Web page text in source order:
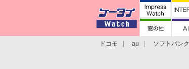
ドコモ au ソフトバンク